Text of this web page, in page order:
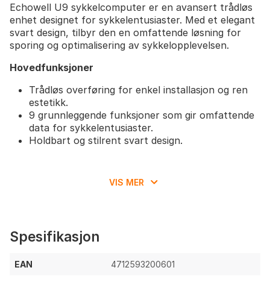
Echowell U9 sykkelcomputer er en avansert trådløs
enhet designet for sykkelentusiaster. Med et elegant
svart design, tilbyr den en omfattende løsning for
sporing og optimalisering av sykkelopplevelsen.
Hovedfunksjoner
Trådløs overføring for enkel installasjon og ren
estetikk.
9 grunnleggende funksjoner som gir omfattende
data for sykkelentusiaster.
Holdbart og stilrent svart design.
VIS MER
Spesifikasjon
EAN 4712593200601